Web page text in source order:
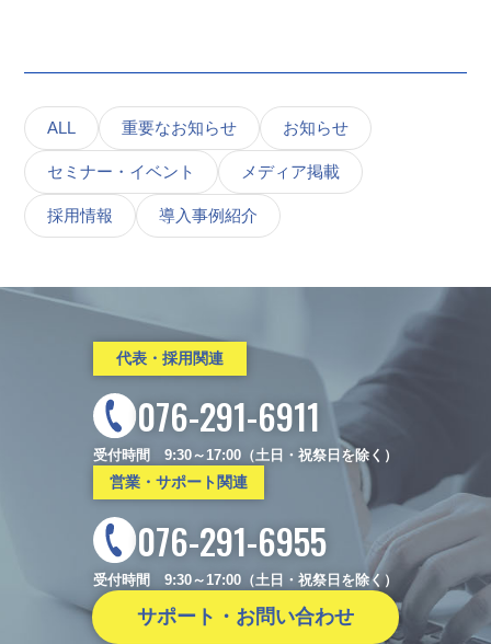
ALL 重要なお知らせ お知らせ
セミナー・イベント メディア掲載
採用情報 導入事例紹介
代表・採用関連
076-291-6911
受付時間 9:30～17:00（土日・祝祭日を除く）
営業・サポート関連
076-291-6955
受付時間 9:30～17:00（土日・祝祭日を除く）
サポート・お問い合わせ